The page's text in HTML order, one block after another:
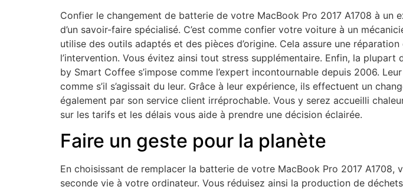
Confier le changement de batterie de votre MacBook Pro 2017 A1708 à un
d’un savoir-faire spécialisé. C’est comme confier votre voiture à un
utilise des outils adaptés et des pièces d’origine. Cela assure une
l’intervention. Vous évitez ainsi tout stress supplémentaire. Enfin, la
by Smart Coffee s’impose comme l’expert incontournable depuis 2006.
comme s’il s’agissait du leur. Grâce à leur expérience, ils effectuent un
également par son service client irréprochable. Vous y serez accueilli
sur les tarifs et les délais vous aide à prendre une décision éclairée.
Faire un geste pour la planète
En choisissant de remplacer la batterie de votre MacBook Pro 2017
seconde vie à votre ordinateur. Vous réduisez ainsi la production de